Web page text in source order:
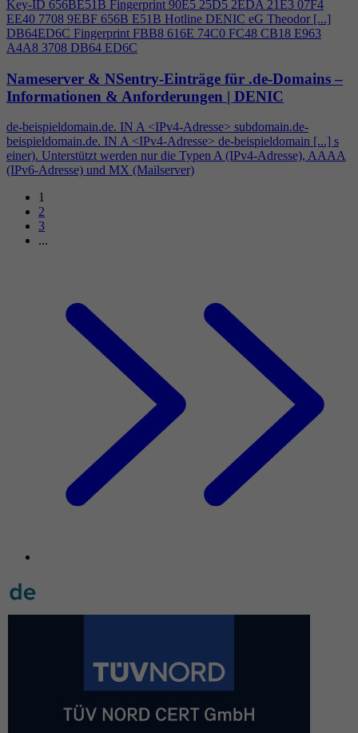
Key-ID 656BE51B Fingerprint 90E5 25D5 2EDA 21E3 07F4
EE40 7708 9EBF 656B E51B Hotline DENIC eG Theodor [...]
DB64ED6C Fingerprint FBB8 616E 74C0 FC48 CB18 E963
A4A8 3708 DB64 ED6C
Nameserver & NSentry-Einträge für .de-Domains –
Informationen & Anforderungen | DENIC
de-beispieldomain.de. IN A <IPv4-Adresse> subdomain.de-
beispieldomain.de. IN A <IPv4-Adresse> de-beispieldomain [...] s
einer). Unterstützt werden nur die Typen A (IPv4-Adresse), AAAA
(IPv6-Adresse) und MX (Mailserver)
1
2
3
...